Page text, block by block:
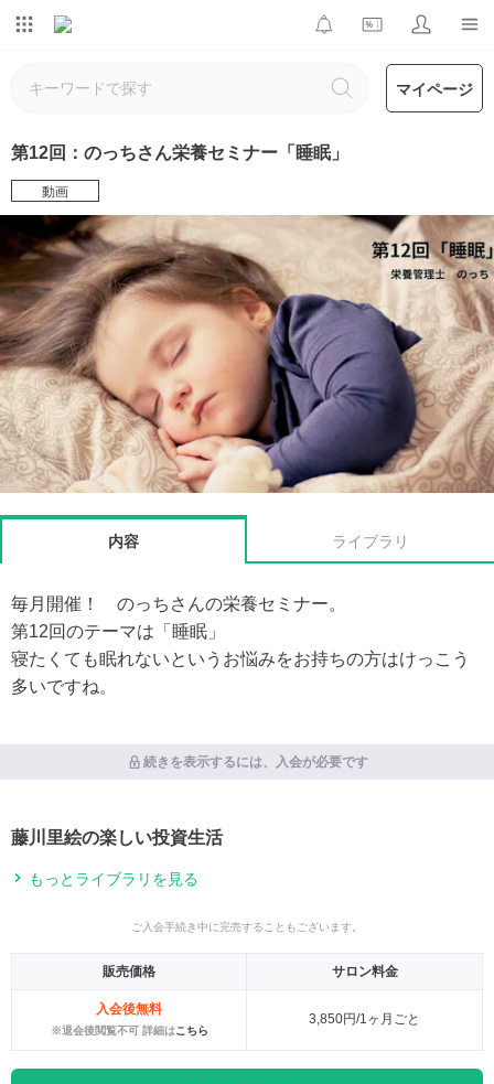
マイページ
第12回：のっちさん栄養セミナー「睡眠」
動画
内容 ライブラリ
毎月開催！ のっちさんの栄養セミナー。
第12回のテーマは「睡眠」
寝たくても眠れないというお悩みをお持ちの方はけっこう
多いですね。
続きを表示するには、入会が必要です
藤川里絵の楽しい投資生活
もっとライブラリを見る
ご入会手続き中に完売することもございます。
販売価格 サロン料金
入会後無料
※退会後閲覧不可 詳細はこちら
3,850円/1ヶ月ごと